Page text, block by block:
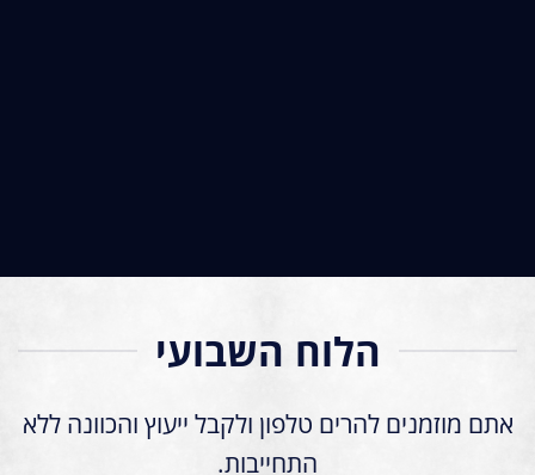
הלוח השבועי
אתם מוזמנים להרים טלפון ולקבל ייעוץ והכוונה ללא
התחייבות.